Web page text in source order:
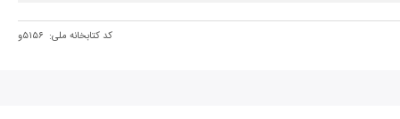
کد کتابخانه ملی: ۵۱۵۶و